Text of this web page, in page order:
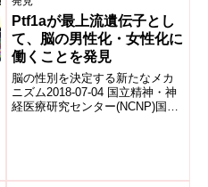
Ptf1aが最上流遺伝子とし
て、脳の男性化・女性化に
働くことを発見
脳の性別を決定する新たなメカ
ニズム2018-07-04 国立精神・神
経医療研究センター(NCNP)国立